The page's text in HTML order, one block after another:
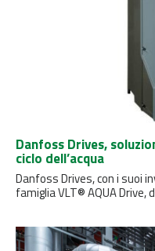
Danfoss Drives,
ciclo dell’acqua
Danfoss Drives, con i suoi
famiglia VLT® AQUA Drive,